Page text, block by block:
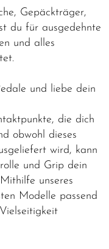
Gepäckträger,
du für ausgedehnte
und alles
und liebe dein
die dich
obwohl dieses
wird, kann
und Grip dein
unseres
Modelle passend